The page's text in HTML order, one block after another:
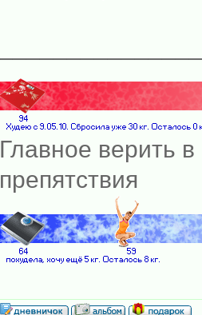
Главное верить
препятствия